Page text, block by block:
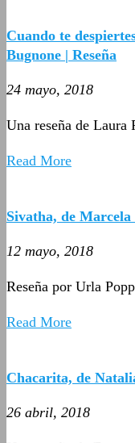
Cuando te
Bugnone | Reseña
24 mayo, 2018
Una reseña de Laura
Read More
Sivatha, de
12 mayo, 2018
Reseña por Urla
Read More
Chacarita, de
26 abril, 2018